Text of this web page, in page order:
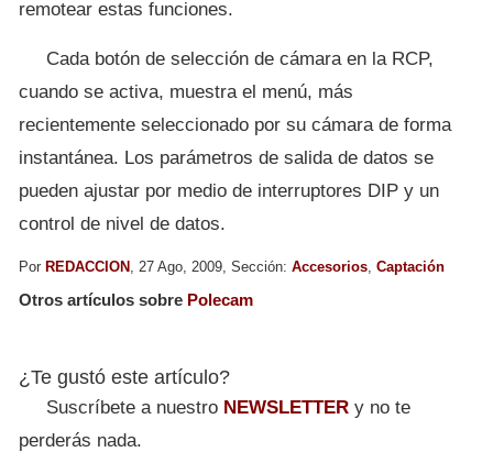
remotear estas funciones.
Cada botón de selección de cámara en la RCP,
cuando se activa, muestra el menú, más
recientemente seleccionado por su cámara de forma
instantánea. Los parámetros de salida de datos se
pueden ajustar por medio de interruptores DIP y un
control de nivel de datos.
Por REDACCION , 27 Ago, 2009, Sección: Accesorios Captación
Otros artículos sobre Polecam
¿Te gustó este artículo?
Suscríbete a nuestro NEWSLETTER y no te
perderás nada.